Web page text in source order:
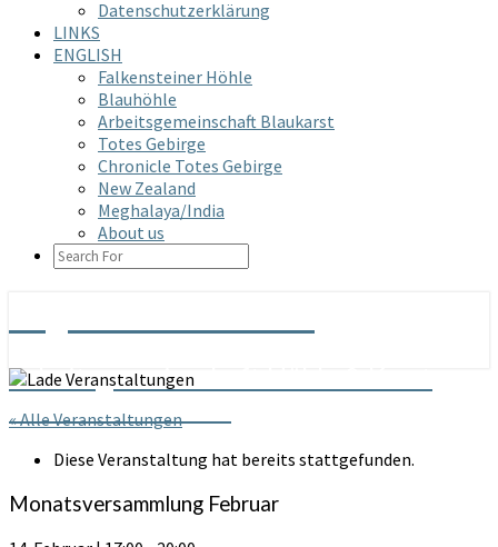
Datenschutzerklärung
LINKS
ENGLISH
Falkensteiner Höhle
Blauhöhle
Arbeitsgemeinschaft Blaukarst
Totes Gebirge
Chronicle Totes Gebirge
New Zealand
Meghalaya/India
About us
SEARCH
ICON
Arbeitsgemeinschaft Höhle & Karst
Grabenstetten e.V.
« Alle Veranstaltungen
Diese Veranstaltung hat bereits stattgefunden.
Monatsversammlung Februar